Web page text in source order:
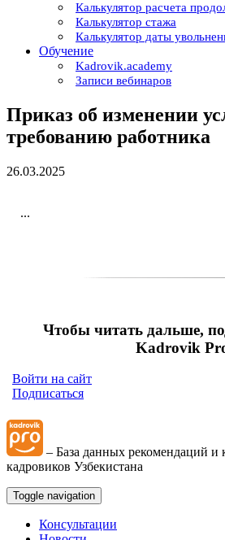
Калькулятор расчета
Калькулятор стажа
Калькулятор даты
Обучение
Kadrovik.academy
Записи вебинаров
Приказ об изменении
требованию работника
26.03.2025
...
Чтобы читать дальше,
Kadrovik
Войти на сайт
Подписаться
– База данных рекомендаций и
кадровиков Узбекистана
Toggle navigation
Консультации